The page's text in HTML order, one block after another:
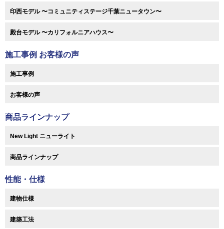
印西モデル 〜コミュニティステージ千葉ニュータウン〜
殿台モデル 〜カリフォルニアハウス〜
施工事例 お客様の声
施工事例
お客様の声
商品ラインナップ
New Light ニューライト
商品ラインナップ
性能・仕様
建物仕様
建築工法